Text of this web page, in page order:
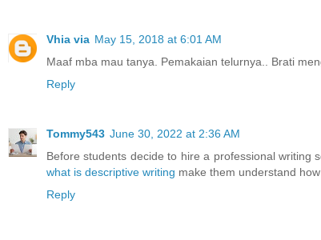
Vhia via May 15, 2018 at 6:01 AM
Maaf mba mau tanya. Pemakaian telurnya.. Brati
Reply
Tommy543 June 30, 2022 at 2:36 AM
Before students decide to hire a professional
what is descriptive writing make them understand
Reply